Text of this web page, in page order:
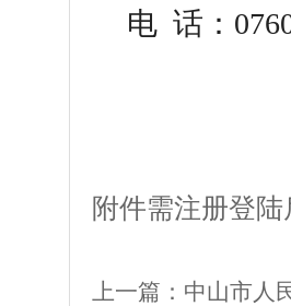
电 话：
附件需注册登
上一篇： 中山市人